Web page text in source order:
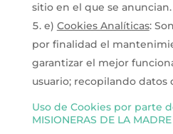
sitio en el que se anuncian.
e) Cookies Analíticas:
por finalidad el
garantizar el mejor
usuario; recopilando datos
Uso de Cookies por parte
MISIONERAS DE LA